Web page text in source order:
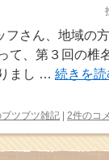
フさん、地域の
て、第３回の椎
まし … 続きを読
ツブツ雑記 | 2件のコ